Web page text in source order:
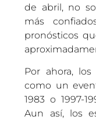
de abril, no
más
pronósticos
Por ahora,
como un
1983 o 1997-
Aun así, los